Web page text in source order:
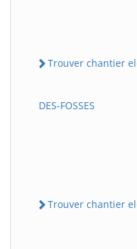
Trouver chantier
DES-FOSSES
Trouver chantier